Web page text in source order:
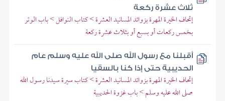
ثلاث عشرة ركعة
إتحاف الخيرة المهرة بزوائد المسانيد العشرة > كتاب النوافل > باب الوتر
بخمس ركعات أو بسبع أو بثلاث عشرة ركعة
أقبلنا مع رسول الله صلى الله عليه وسلم عام
الحديبية حتى إذا كنا بالسقيا
إتحاف الخيرة المهرة بزوائد المسانيد العشرة > كتاب سيرة سيدنا رسول الله
صلى الله عليه وسلم > باب غزوة الحديبية